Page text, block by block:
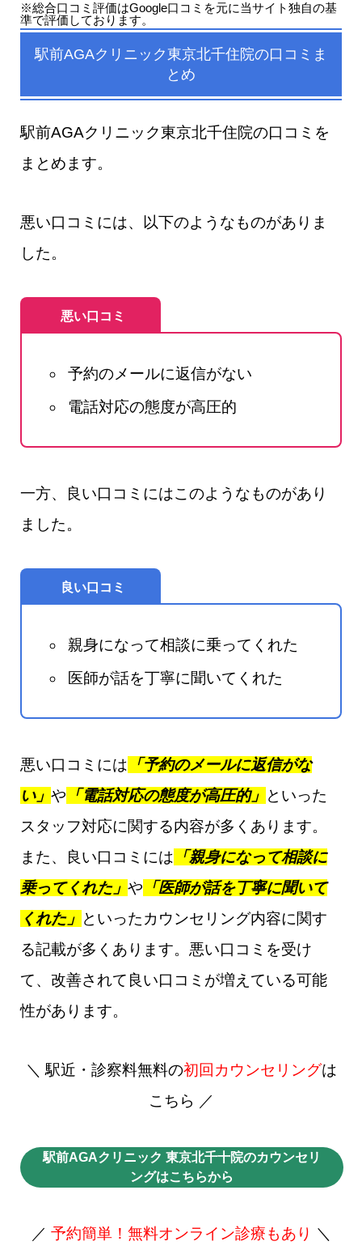
※総合口コミ評価はGoogle口コミを元に当サイト独自の基
準で評価しております。
駅前AGAクリニック東京北千住院の口コミま
とめ
駅前AGAクリニック東京北千住院の口コミを
まとめます。
悪い口コミには、以下のようなものがありま
した。
悪い口コミ
予約のメールに返信がない
電話対応の態度が高圧的
一方、良い口コミにはこのようなものがあり
ました。
良い口コミ
親身になって相談に乗ってくれた
医師が話を丁寧に聞いてくれた
悪い口コミには 「予約のメールに返信がな
い」 や 「電話対応の態度が高圧的」 といった
スタッフ対応に関する内容が多くあります。
また、良い口コミには 「親身になって相談に
乗ってくれた」 や 「医師が話を丁寧に聞いて
くれた」 といったカウンセリング内容に関す
る記載が多くあります。悪い口コミを受け
て、改善されて良い口コミが増えている可能
性があります。
＼ 駅近・診察料無料の初回カウンセリングは
こちら ／
駅前AGAクリニック 東京北千十院のカウンセリ
ングはこちらから
／ 予約簡単！無料オンライン診療もあり ＼